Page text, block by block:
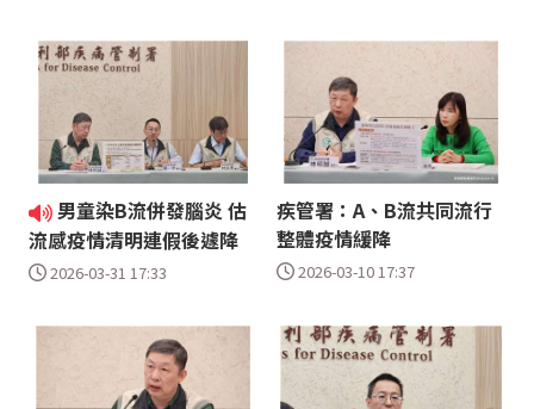
男童染B流併發腦炎 估
流感疫情清明連假後遽降
2026-03-31 17:33
疾管署：A、B流共同流行
整體疫情緩降
2026-03-10 17:37